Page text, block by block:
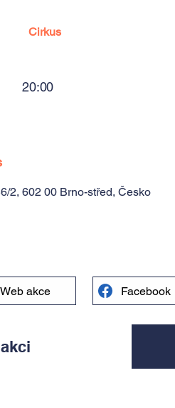
Cirkus
20:00
2, 602 00 Brno-střed, Česko
Web akce Facebook